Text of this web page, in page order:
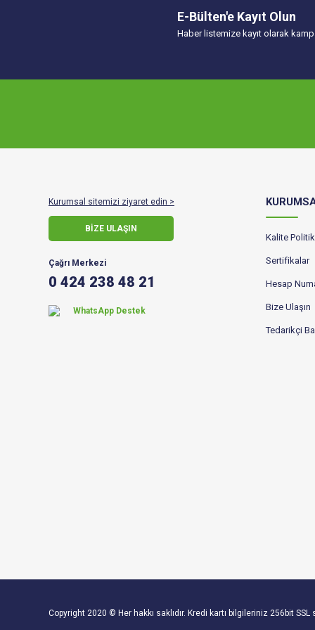
E-Bülten'e Kayıt Olun
Haber listemize kayıt olarak
Kurumsal sitemizi ziyaret edin >
BİZE ULAŞIN
Çağrı Merkezi
0 424 238 48 21
WhatsApp Destek
Kalite
Sertifikalar
Hesap
Bize Ulaşın
Tedarikçi
Copyright 2020 © Her hakkı saklıdır. Kredi kartı bilgileriniz 256bit